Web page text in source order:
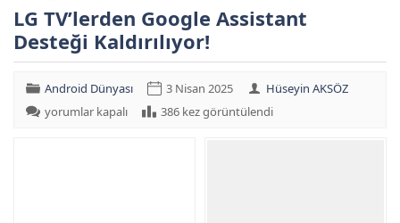
LG TV’lerden Google Assistant
Desteği Kaldırılıyor!
Android Dünyası 3 Nisan 2025
Hüseyin AKSÖZ
LG
yorumlar kapalı 386 kez görüntülendi